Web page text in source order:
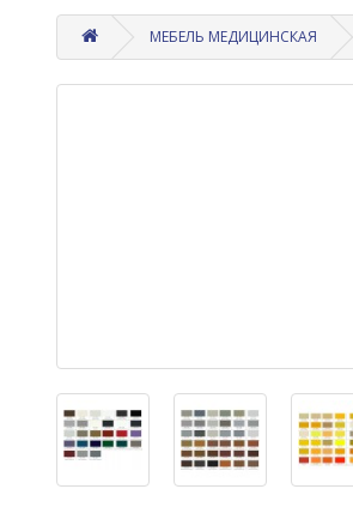
МЕБЕЛЬ МЕДИЦИНСКАЯ